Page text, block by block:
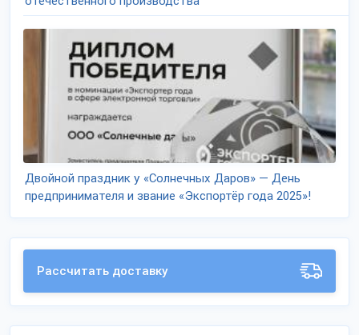
Двойной праздник у «Солнечных Даров» — День
предпринимателя и звание «Экспортёр года 2025»!
Рассчитать доставку